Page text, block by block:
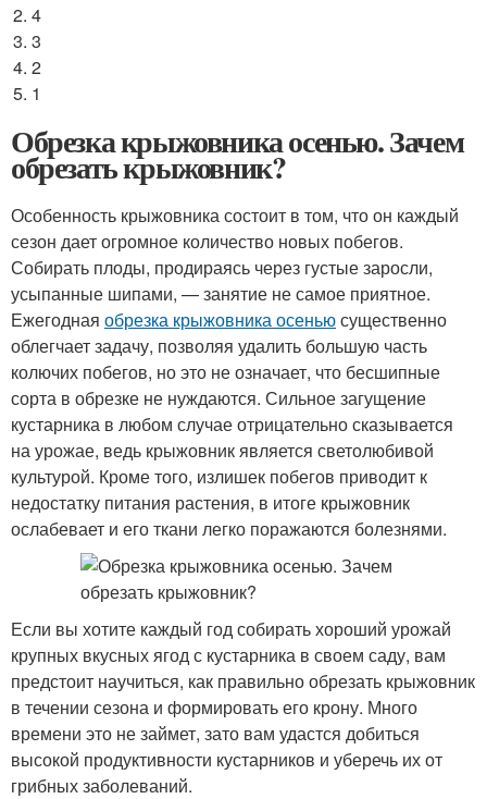
4
3
2
1
Обрезка крыжовника осенью. Зачем
обрезать крыжовник?
Особенность крыжовника состоит в том, что он каждый
сезон дает огромное количество новых побегов.
Собирать плоды, продираясь через густые заросли,
усыпанные шипами, — занятие не самое приятное.
Ежегодная обрезка крыжовника осеньюсущественно
облегчает задачу, позволяя удалить большую часть
колючих побегов, но это не означает, что бесшипные
сорта в обрезке не нуждаются. Сильное загущение
кустарника в любом случае отрицательно сказывается
на урожае, ведь крыжовник является светолюбивой
культурой. Кроме того, излишек побегов приводит к
недостатку питания растения, в итоге крыжовник
ослабевает и его ткани легко поражаются болезнями.
Если вы хотите каждый год собирать хороший урожай
крупных вкусных ягод с кустарника в своем саду, вам
предстоит научиться, как правильно обрезать крыжовник
в течении сезона и формировать его крону. Много
времени это не займет, зато вам удастся добиться
высокой продуктивности кустарников и уберечь их от
грибных заболеваний.